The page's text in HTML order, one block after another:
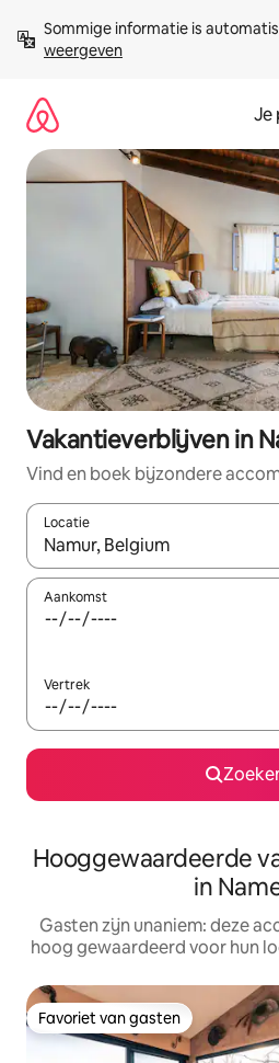
direct
naar
Sommige informatie is
weergeven
Je
Vakantieverblijven in
Vind en boek bijzondere
Locatie
Wanneer er resultaten
Aankomst
Vertrek
Hooggewaardeerde
in
Gasten zijn unaniem: deze
hoog gewaardeerd voor hun
Favoriet van gasten
Favoriet van gasten